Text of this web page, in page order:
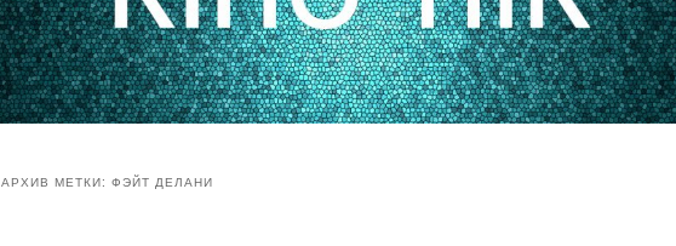
АРХИВ МЕТКИ:ФЭЙТ ДЕЛАНИ